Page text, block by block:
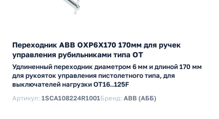
Переходник ABB OXP6X170 170мм для ручек
управления рубильниками типа ОТ
Удлиненный переходник диаметром 6 мм и длиной 170 мм
для рукояток управления пистолетного типа, для
выключателей нагрузки ОТ16..125F
Артикул: 1SCA108224R1001Бренд: ABB (АББ)